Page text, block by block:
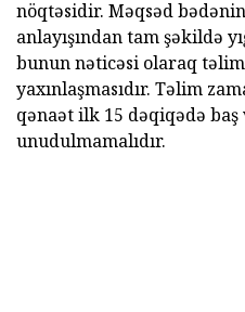
nöqtəsidir. Məqsəd
anlayışından tam şəkildə
bunun nəticəsi olaraq
yaxınlaşmasıdır. Təlim
qənaət ilk 15 dəqiqədə
unudulmamalıdır.